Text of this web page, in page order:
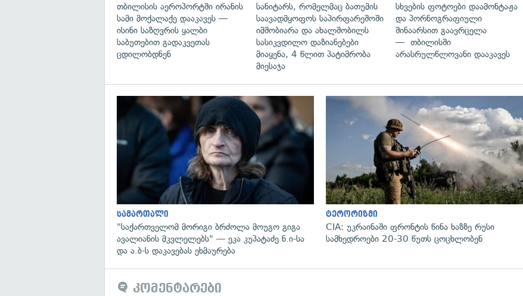
თბილისის აეროპორტში ირანის
სამი მოქალაქე დააკავეს —
ისინი საზღვრის ყალბი
საბუთებით გადაკვეთას
ცდილობდნენ
სანიტარს, რომელმაც ბათუმის
საავადმყოფოს საპირფარეშოში
იმშობიარა და ახალშობილს
სასიკვდილო დაზიანებები
მიაყენა, 4 წლით პატიმრობა
მიესაჯა
სხვების ფოტოები დაამონტაჟა
და პორნოგრაფიული
შინაარსით გაავრცელა
— თბილისში
არასრულწლოვანი დააკავეს
სამართალი
"საქართველომ მორიგი ბრძოლა მოუგო გიგა
ავალიანის მკვლელებს" — ეკა კუპატაძე ნ.ი-სა
და ა.ბ-ს დაკავებას ეხმაურება
ტერორიზმი
CIA: უკრაინაში ფრონტის წინა ხაზზე რუსი
სამხედროები 20-30 წუთს ცოცხლობენ
კომენტარები